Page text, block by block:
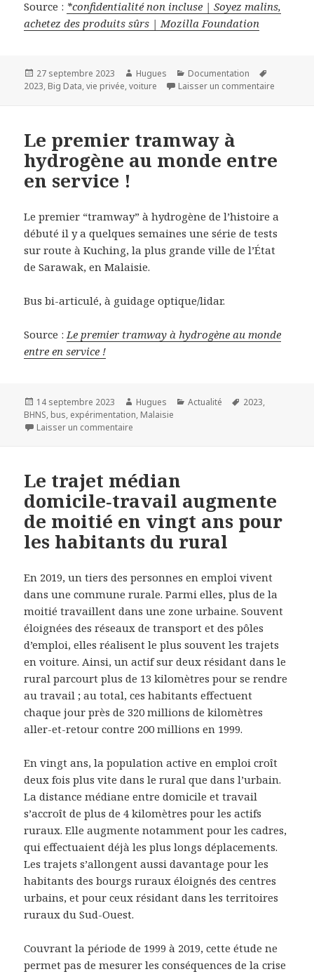
Source : *confidentialité non incluse | Soyez malins,
achetez des produits sûrs | Mozilla Foundation
Publié
le
27 septembre 2023 Auteur
Hugues Catégories
Documentation
clés
2023, Big Data,vie privée,voiture Laisser un commentaire
Le premier tramway à
hydrogène au monde entre
en service !
Le premier “tramway” à hydrogène de l’histoire a
débuté il y a quelques semaines une série de tests
sur route à Kuching, la plus grande ville de l’État
de Sarawak, en Malaisie.
Bus bi-articulé, à guidage optique/lidar.
Source : Le premier tramway à hydrogène au monde
entre en service !
Publié
le
14 septembre 2023 Auteur
Hugues Catégories
Actualité
Mots-
2023,
BHNS, bus, expérimentation, Malaisie
Laisser un commentaire
Le trajet médian
domicile‑travail augmente
de moitié en vingt ans pour
les habitants du rural
En 2019, un tiers des personnes en emploi vivent
dans une commune rurale. Parmi elles, plus de la
moitié travaillent dans une zone urbaine. Souvent
éloignées des réseaux de transport et des pôles
d’emploi, elles réalisent le plus souvent les trajets
en voiture. Ainsi, un actif sur deux résidant dans le
rural parcourt plus de 13 kilomètres pour se rendre
au travail ; au total, ces habitants effectuent
chaque jour près de 320 millions de kilomètres
aller-et-retour contre 200 millions en 1999.
En vingt ans, la population active en emploi croît
deux fois plus vite dans le rural que dans l’urbain.
La distance médiane entre domicile et travail
s’accroît de plus de 4 kilomètres pour les actifs
ruraux. Elle augmente notamment pour les cadres,
qui effectuaient déjà les plus longs déplacements.
Les trajets s’allongent aussi davantage pour les
habitants des bourgs ruraux éloignés des centres
urbains, et pour ceux résidant dans les territoires
ruraux du Sud-Ouest.
Couvrant la période de 1999 à 2019, cette étude ne
permet pas de mesurer les conséquences de la crise